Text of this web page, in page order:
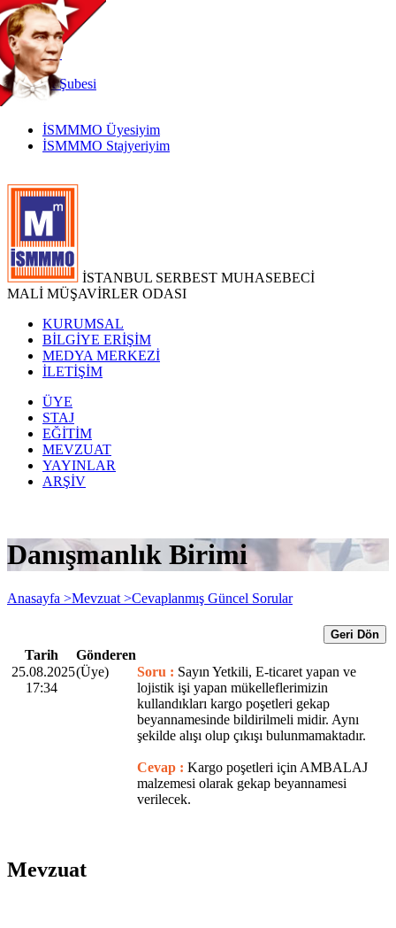
TR
|
EN
İnternetŞubesi
İSMMMO Üyesiyim
İSMMMO Stajyeriyim
İSTANBUL SERBEST MUHASEBECİ
MALİ MÜŞAVİRLER ODASI
KURUMSAL
BİLGİYE ERİŞİM
MEDYA MERKEZİ
İLETİŞİM
ÜYE
STAJ
EĞİTİM
MEVZUAT
YAYINLAR
ARŞİV
Danışmanlık Birimi
Anasayfa >Mevzuat >Cevaplanmış Güncel Sorular
Geri Dön
Tarih
Gönderen
25.08.2025
17:34
(Üye) Soru : Sayın Yetkili, E-ticaret yapan ve
lojistik işi yapan mükelleflerimizin
kullandıkları kargo poşetleri gekap
beyannamesinde bildirilmeli midir. Aynı
şekilde alışı olup çıkışı bulunmamaktadır.
Cevap : Kargo poşetleri için AMBALAJ
malzemesi olarak gekap beyannamesi
verilecek.
Mevzuat